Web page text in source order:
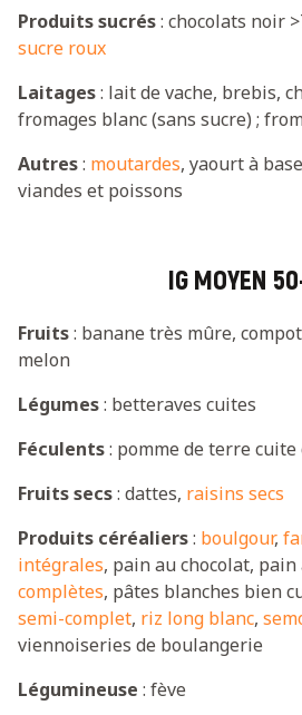
Produits sucrés: chocolats noir
sucre roux
Laitages: lait de vache, brebis,
fromages blanc (sans sucre) ;
Autres: moutardes, yaourt à
viandes et poissons
IG MOYEN
Fruits: banane très mûre,
melon
Légumes: betteraves cuites
Féculents: pomme de terre cuite
Fruits secs: dattes, raisins secs
Produits céréaliers: boulgour,
intégrales, pain au chocolat,
complètes, pâtes blanches bien
semi-complet, riz long blanc,
viennoiseries de boulangerie
Légumineuse : fève